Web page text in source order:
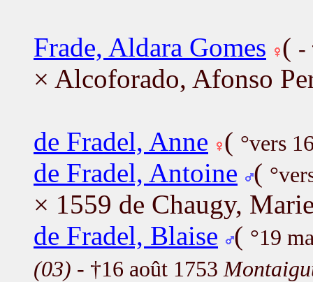
Frade, Aldara Gomes ( -
× Alcoforado, Afonso
de Fradel, Anne ( °vers
de Fradel, Antoine (
× 1559 de Chaugy,
de Fradel, Blaise ( °19
(03) - †16 août 1753